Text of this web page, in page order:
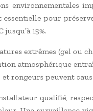
environnementales
essentielle pour
jusqu’à 15%.
extrêmes (gel ou
atmosphérique
et rongeurs peuvent
qualifié,